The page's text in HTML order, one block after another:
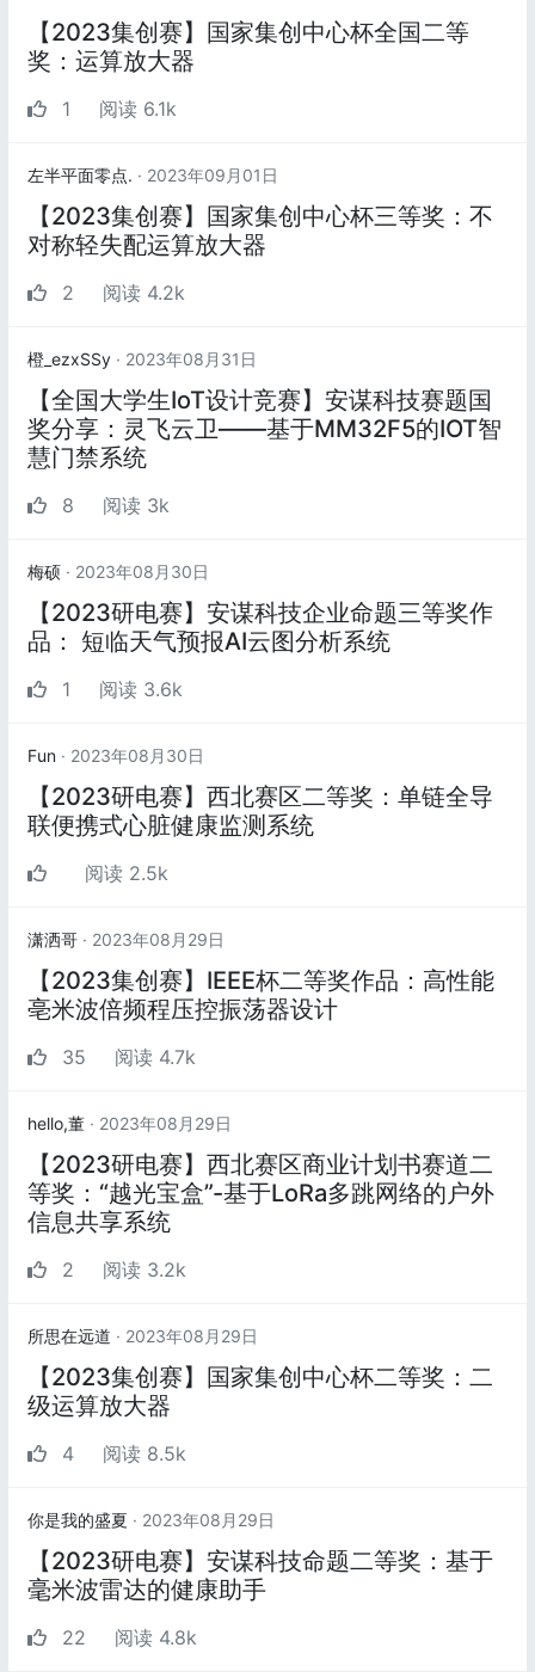
【2023集创赛】国家集创中心杯全国二等
奖：运算放大器
1 阅读 6.1k
左半平面零点. · 2023年09月01日
【2023集创赛】国家集创中心杯三等奖：不
对称轻失配运算放大器
2 阅读 4.2k
橙_ezxSSy · 2023年08月31日
【全国大学生IoT设计竞赛】安谋科技赛题国
奖分享：灵飞云卫——基于MM32F5的IOT智
慧门禁系统
8 阅读 3k
梅硕 · 2023年08月30日
【2023研电赛】安谋科技企业命题三等奖作
品： 短临天气预报AI云图分析系统
1 阅读 3.6k
Fun · 2023年08月30日
【2023研电赛】西北赛区二等奖：单链全导
联便携式心脏健康监测系统
阅读 2.5k
潇洒哥 · 2023年08月29日
【2023集创赛】IEEE杯二等奖作品：高性能
亳米波倍频程压控振荡器设计
35 阅读 4.7k
hello,董 · 2023年08月29日
【2023研电赛】西北赛区商业计划书赛道二
等奖：“越光宝盒”-基于LoRa多跳网络的户外
信息共享系统
2 阅读 3.2k
所思在远道 · 2023年08月29日
【2023集创赛】国家集创中心杯二等奖：二
级运算放大器
4 阅读 8.5k
你是我的盛夏 · 2023年08月29日
【2023研电赛】安谋科技命题二等奖：基于
毫米波雷达的健康助手
22 阅读 4.8k